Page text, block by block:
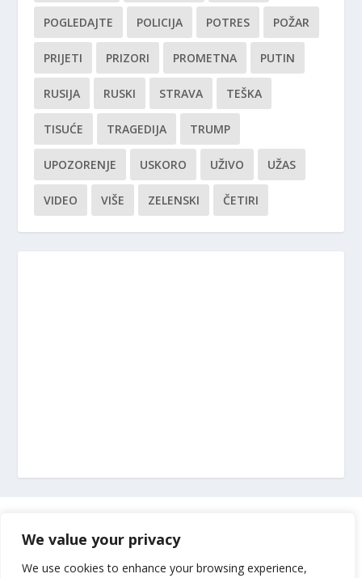
We value your privacy
We use cookies to enhance your browsing experience,
POGLEDAJTE POLICIJA POTRES POŽAR
PRIJETI PRIZORI PROMETNA PUTIN
RUSIJA RUSKI STRAVA TEŠKA
TISUĆE TRAGEDIJA TRUMP
UPOZORENJE USKORO UŽIVO UŽAS
VIDEO VIŠE ZELENSKI ČETIRI
Impressum